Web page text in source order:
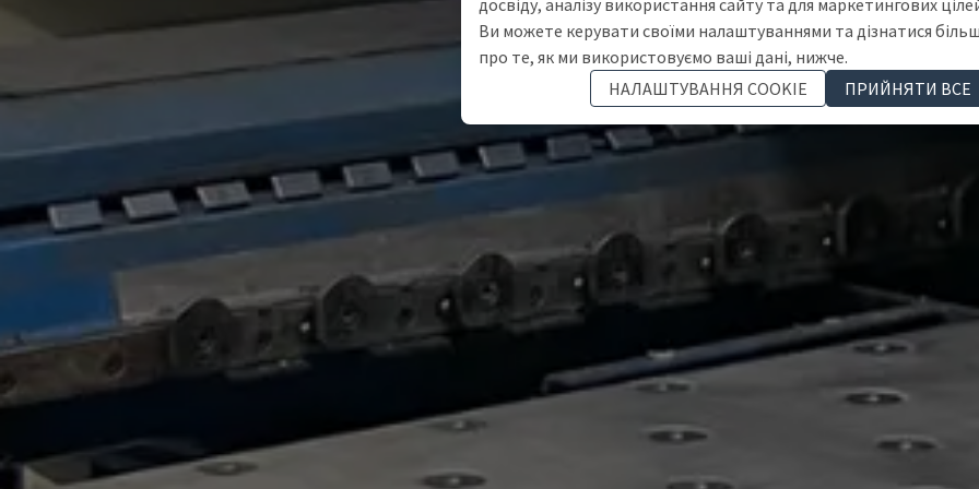
досвіду, аналізу використання сайту та для маркетингових
Ви можете керувати своїми налаштуваннями та дізнатися
про те, як ми використовуємо ваші дані, нижче.
НАЛАШТУВАННЯ COOKIE
ПРИЙНЯТИ ВСЕ